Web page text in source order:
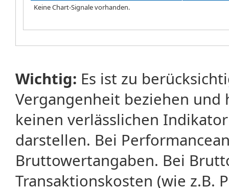
Keine Chart-Signale vorhanden.
Wichtig: Es ist zu
Vergangenheit beziehen
keinen verlässlichen
darstellen. Bei
Bruttowertangaben. Bei
Transaktionskosten (wie z.B.